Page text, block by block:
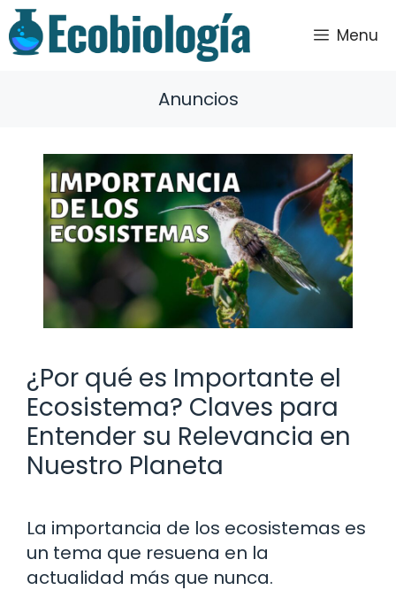
Saltar
al
contenido
Menu
Anuncios
¿Por qué es Importante el
Ecosistema? Claves para
Entender su Relevancia en
Nuestro Planeta
La importancia de los ecosistemas es
un tema que resuena en la
actualidad más que nunca.